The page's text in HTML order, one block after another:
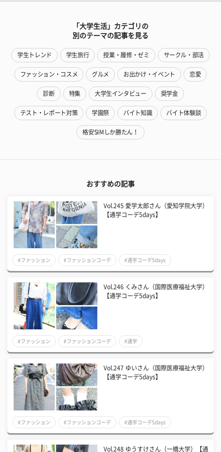
「大学生活」カテゴリの
別のテーマの記事を見る
学生トレンド 学生旅行 授業・履修・ゼミ サークル・部活
ファッション・コスメ グルメ お出かけ・イベント 恋愛
診断 特集 大学生インタビュー 奨学金
テスト・レポート対策 学園祭 バイト知識 バイト体験談
格安SIMしか勝たん！
おすすめの記事
Vol.245 愛学太郎さん（愛知学院大学）
【通学コーデ5days】
#ファッション #ファッションコーデ #通学コーデ5days
Vol.246 くみさん（国際医療福祉大学）
【通学コーデ5days】
#ファッション #ファッションコーデ #通学
Vol.247 ゆいさん（国際医療福祉大学）
【通学コーデ5days】
#ファッション #ファッションコーデ #通学コーデ5days
Vol.248 ゆうすけさん（一橋大学）【通